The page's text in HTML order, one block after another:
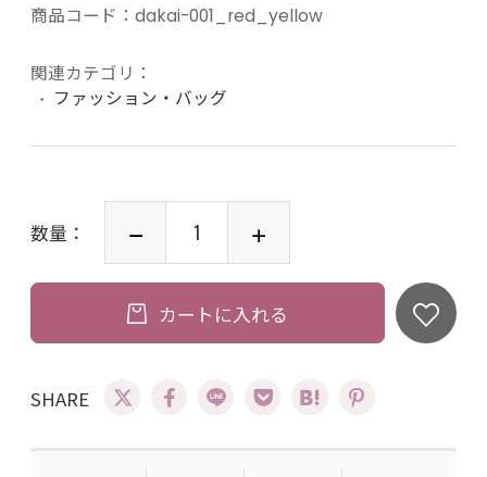
商品コード： dakai-001_red_yellow
関連カテゴリ：
ファッション・バッグ
数量：
カートに入れる
SHARE